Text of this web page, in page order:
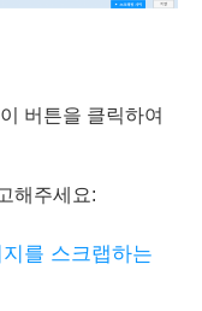
버튼을 클릭하여
해주세요:
를 스크랩하는